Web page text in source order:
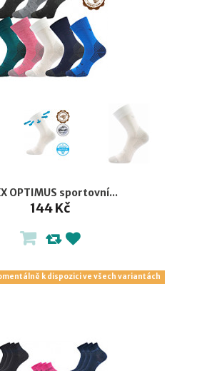
OPTIMUS sportovní...
144 Kč
k dispozici ve všech variantách